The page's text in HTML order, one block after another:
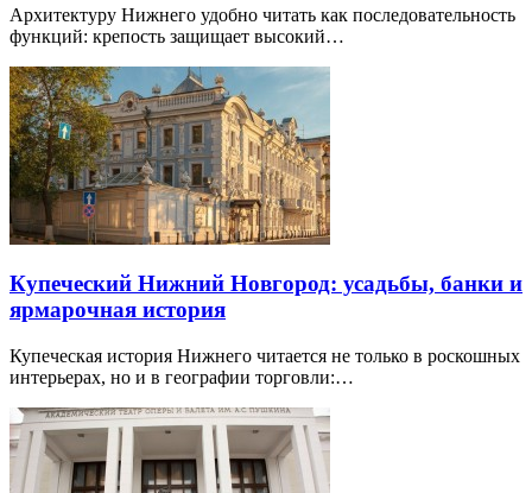
Архитектуру Нижнего удобно читать как последовательность
функций: крепость защищает высокий…
Купеческий Нижний Новгород: усадьбы, банки и
ярмарочная история
Купеческая история Нижнего читается не только в роскошных
интерьерах, но и в географии торговли:…